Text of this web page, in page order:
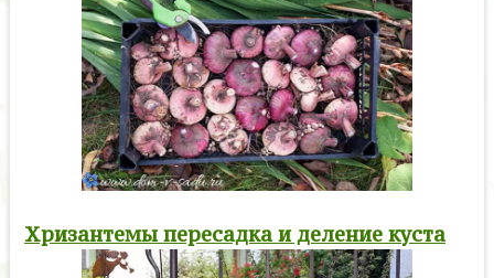
Хризантемы пересадка и деление куста